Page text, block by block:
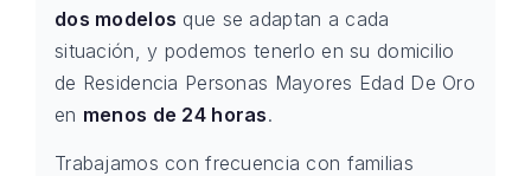
dos modelos que se adaptan a cada
situación, y podemos tenerlo en su domicilio
de Residencia Personas Mayores Edad De Oro
en menos de 24 horas.
Trabajamos con frecuencia con familias